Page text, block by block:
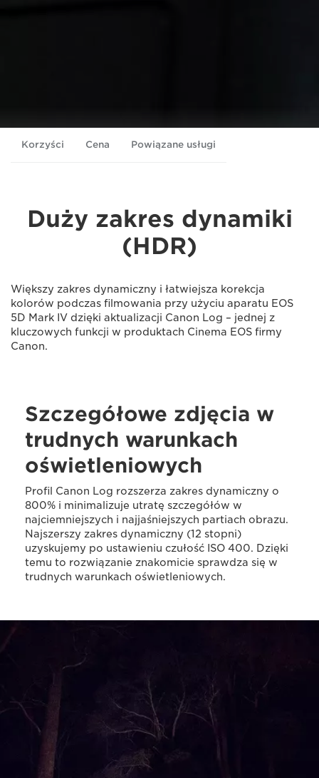
Korzyści Cena Powiązane usługi
Duży zakres dynamiki
(HDR)
Większy zakres dynamiczny i łatwiejsza korekcja
kolorów podczas filmowania przy użyciu aparatu EOS
5D Mark IV dzięki aktualizacji Canon Log – jednej z
kluczowych funkcji w produktach Cinema EOS firmy
Canon.
Szczegółowe zdjęcia w
trudnych warunkach
oświetleniowych
Profil Canon Log rozszerza zakres dynamiczny o
800% i minimalizuje utratę szczegółów w
najciemniejszych i najjaśniejszych partiach obrazu.
Najszerszy zakres dynamiczny (12 stopni)
uzyskujemy po ustawieniu czułość ISO 400. Dzięki
temu to rozwiązanie znakomicie sprawdza się w
trudnych warunkach oświetleniowych.